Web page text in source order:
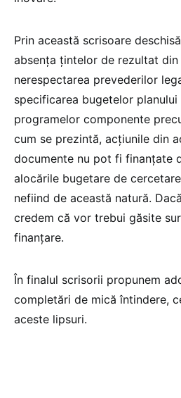
Prin această scrisoare
absența țintelor de rezultat
nerespectarea prevederilor
specificarea bugetelor planului
programelor componente
cum se prezintă, acțiunile din
documente nu pot fi finanțate
alocările bugetare de
nefiind de această natură.
credem că vor trebui găsite
finanțare.
În finalul scrisorii propunem
completări de mică întindere,
aceste lipsuri.